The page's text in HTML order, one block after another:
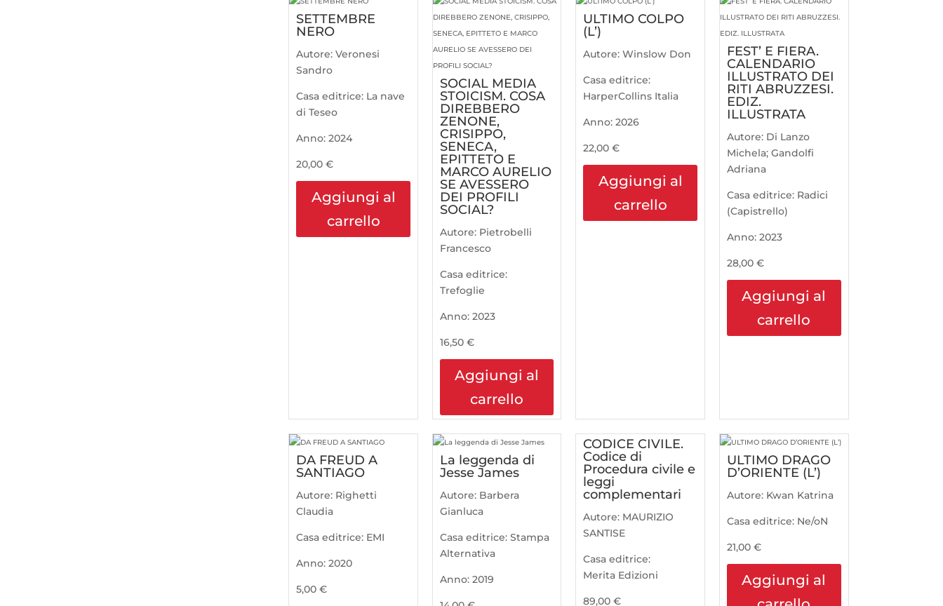
SETTEMBRE
NERO
Autore:Veronesi
Sandro
Casa editrice: La nave
di Teseo
Anno:2024
20,00€
Aggiungi al
carrello
SOCIAL MEDIA
STOICISM. COSA
DIREBBERO
ZENONE,
CRISIPPO,
SENECA,
EPITTETO E
MARCO AURELIO
SE AVESSERO
DEI PROFILI
SOCIAL?
Autore: Pietrobelli
Francesco
Casa editrice:
Trefoglie
Anno: 2023
16,50 €
Aggiungi al
carrello
ULTIMO COLPO
(L’)
Autore:Winslow Don
Casa editrice:
HarperCollins Italia
Anno:2026
22,00€
Aggiungi al
carrello
FEST’ E FIERA.
CALENDARIO
ILLUSTRATO DEI
RITI ABRUZZESI.
EDIZ.
ILLUSTRATA
Autore: Di Lanzo
Michela; Gandolfi
Adriana
Casa editrice: Radici
(Capistrello)
Anno: 2023
28,00 €
Aggiungi al
carrello
DA FREUD A
SANTIAGO
Autore: Righetti
Claudia
Casa editrice: EMI
Anno:2020
5,00€
La leggenda di
Jesse James
Autore: Barbera
Gianluca
Casa editrice: Stampa
Alternativa
Anno: 2019
CODICE CIVILE.
Codice di
Procedura civile e
leggi
complementari
Autore: MAURIZIO
SANTISE
Casa editrice:
Merita Edizioni
89,00€
ULTIMO DRAGO
D’ORIENTE (L’)
Autore: Kwan Katrina
Casa editrice: Ne/oN
21,00 €
Aggiungi al